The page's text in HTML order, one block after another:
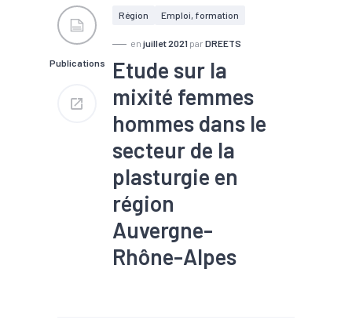
#Electrique
#Electronique
#Gros oeuvre
#Industrie
#Interim
#Logistique
#Machines
#Métallurgie
#Pharmacie
#Plasturgie
#Services
#Tendance
#Tourisme
#Travaux publics
Publications
Région Emploi, formation
en juillet 2021 par DREETS
Etude sur la
mixité femmes
hommes dans le
secteur de la
plasturgie en
région
Auvergne-
Rhône-Alpes